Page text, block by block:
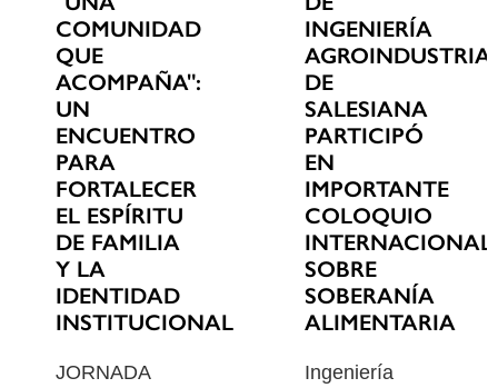
COMUNIDAD
QUE
ACOMPAÑA":
UN
ENCUENTRO
PARA
FORTALECER
EL ESPÍRITU
DE FAMILIA
Y LA
IDENTIDAD
INSTITUCIONAL
JORNADA
INGENIERÍA
DE
SALESIANA
PARTICIPÓ
EN
IMPORTANTE
COLOQUIO
INTERNACIONAL
SOBRE
SOBERANÍA
ALIMENTARIA
Ingeniería